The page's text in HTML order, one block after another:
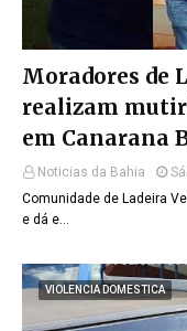
Moradores de
realizam
em Canarana
Noticias da Bahia
Comunidade de Ladeira
e dá e…
VIOLENCIA DOMESTICA